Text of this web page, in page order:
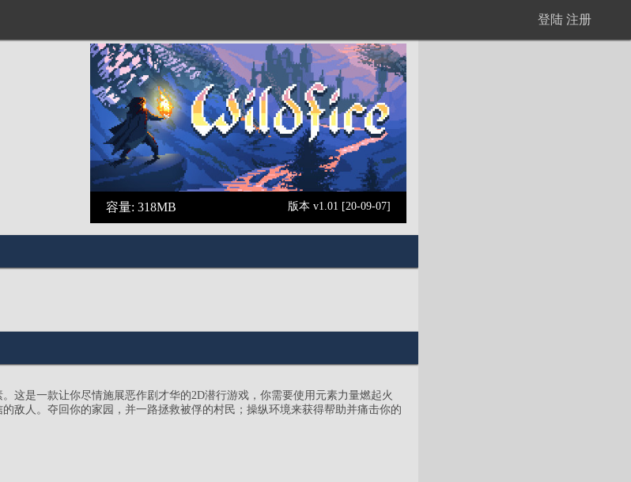
登陆 注册
容量: 318MB 版本 v1.01 [20-09-07]
这是一款让你尽情施展恶作剧才华的2D潜行游戏，你需要使用元素力量燃起火
敌人。夺回你的家园，并一路拯救被俘的村民；操纵环境来获得帮助并痛击你的